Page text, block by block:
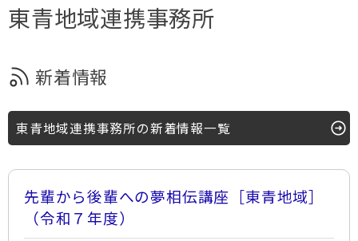
東青地域連携事務所
新着情報
東青地域連携事務所の新着情報一覧
先輩から後輩への夢相伝講座［東青地域］
（令和７年度）